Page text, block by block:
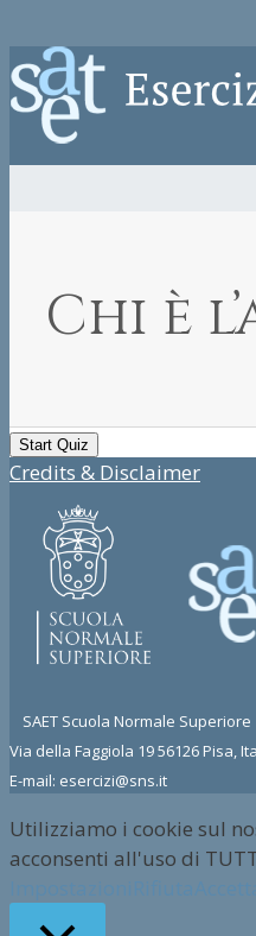
Chi è
Credits & Disclaimer
SAET Scuola Normale Superiore
Via della Faggiola 19 56126 Pisa,
E-mail: esercizi@sns.it
Utilizziamo i cookie sul
acconsenti all'uso di